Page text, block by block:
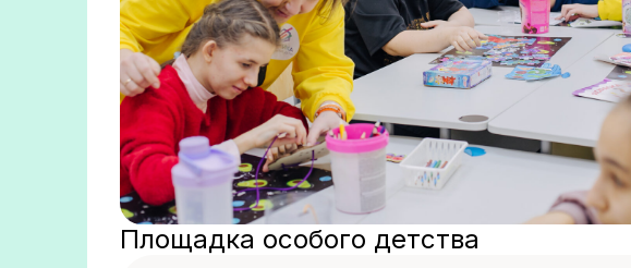
Площадка особого детства